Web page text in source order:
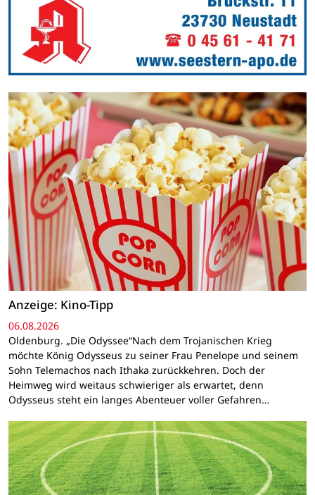
Anzeige: Kino-Tipp
06.08.2026
Oldenburg. „Die Odyssee“Nach dem Trojanischen Krieg
möchte König Odysseus zu seiner Frau Penelope und seinem
Sohn Telemachos nach Ithaka zurückkehren. Doch der
Heimweg wird weitaus schwieriger als erwartet, denn
Odysseus steht ein langes Abenteuer voller Gefahren…